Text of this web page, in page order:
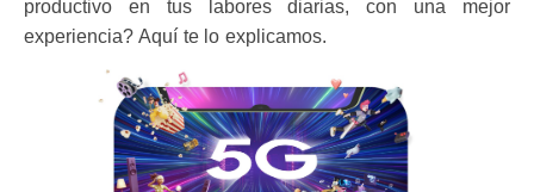
productivo en tus labores diarias, con una mejor
experiencia? Aquí te lo explicamos.